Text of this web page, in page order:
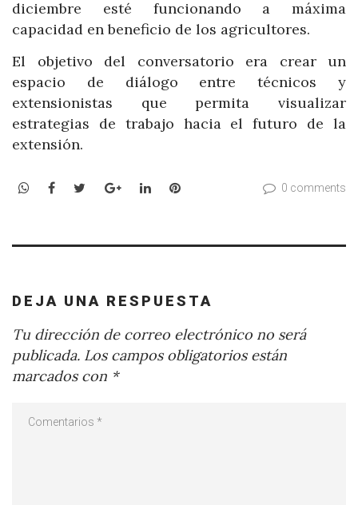
diciembre esté funcionando a máxima
capacidad en beneficio de los agricultores.
El objetivo del conversatorio era crear un
espacio de diálogo entre técnicos y
extensionistas que permita visualizar
estrategias de trabajo hacia el futuro de la
extensión.
WhatsApp
Facebook
TwitterGoogle+LinkedInPinterest 0 comments
DEJA UNA RESPUESTA
Tu dirección de correo electrónico no será
publicada. Los campos obligatorios están
marcados con *